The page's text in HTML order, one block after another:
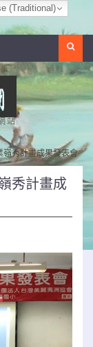
站
嶺秀計畫成果發表會
秀計畫成
(Traditional)